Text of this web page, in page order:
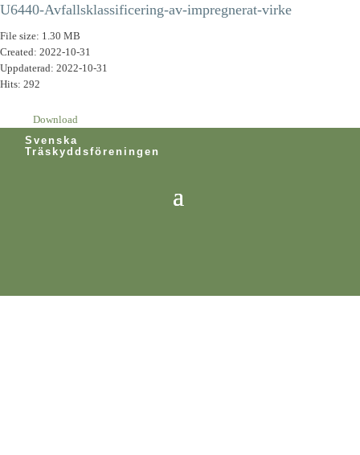
U6440-Avfallsklassificering-av-impregnerat-virke
File size: 1.30 MB
Created: 2022-10-31
Uppdaterad: 2022-10-31
Hits: 292
Download
Svenska
Träskyddsföreningen